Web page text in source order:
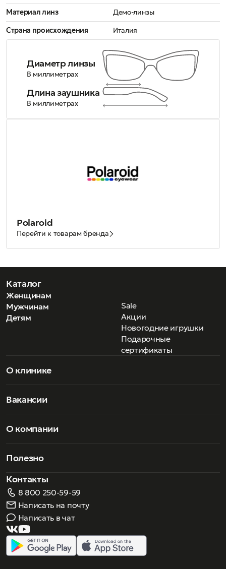
Материал линз
Демо-линзы
Страна происхождения
Италия
Диаметр линзы
В миллиметрах
Длина заушника
В миллиметрах
Polaroid
Перейти к товарам бренда
Каталог
Женщинам
Мужчинам
Детям
Sale
Акции
Новогодние игрушки
Подарочные
сертификаты
О клинике
Вакансии
О компании
Полезно
Контакты
8 800 250-59-59
Написать на почту
Написать в чат